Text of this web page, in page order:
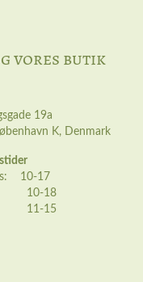
vores butik
19a
K, Denmark
10-17
10-18
11-15